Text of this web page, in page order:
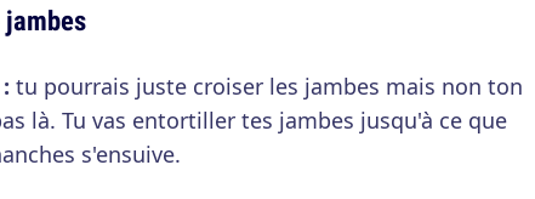
tu pourrais juste croiser les jambes mais non ton
là. Tu vas entortiller tes jambes jusqu'à ce que
s'ensuive.